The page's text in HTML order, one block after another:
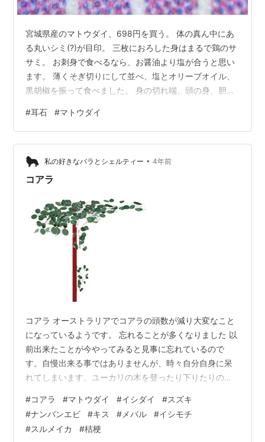
宮城県産のマトウダイ、698円を買う。 体の真ん中にあ
る丸いシミ(?)が目印。 三枚におろした身はまるで鶏のサ
サミ。 お刺身で食べるなら、お醤油より塩が合うと思い
ます。 薄くそぎ切りにして並べ、塩とオリーブオイル、
黒胡椒を振って食べました。 身の切れ端、頭の身、胆
ダイの耳石は小さくて扱いにくいけど、風車のような、
蝶のような形をしていてカワイイ。
#耳石 #マトウダイ
私の好きなバラとシェルティー • 4年前
コアラ
コアラ オーストラリアでコアラの頭数が減り大変なこと
になっているようです。 忘れることが多くなりました 以
前出来たことが今やってみると見事に忘れているので
す。自慢出来る事ではありませんが、時々自分自身に呆
れてしまいます。ユーカリの木を登ったり下りたりのコ
が出現します。これを見せない方法を教えていただいた
ように思うのですが思い出せません。数値を動かしてみ
ましたが思うようにいきませんでした。 ＊いろいろ動か
#コアラ #マトウダイ #イシダイ #スズキ
#ナンバンエビ #キス # メバル #イシモチ
#スルメイカ #桔梗